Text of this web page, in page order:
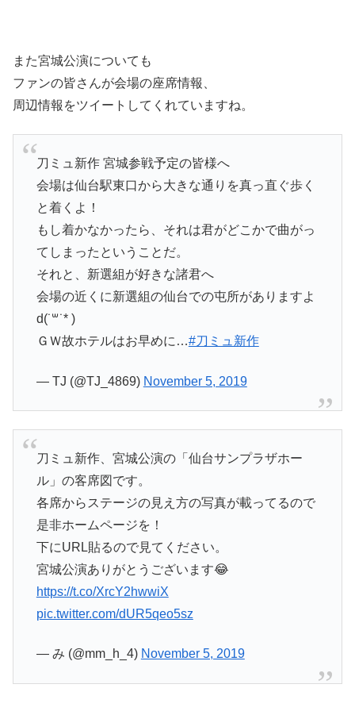
また宮城公演についても
ファンの皆さんが会場の座席情報、
周辺情報をツイートしてくれていますね。
刀ミュ新作 宮城参戦予定の皆様へ
会場は仙台駅東口から大きな通りを真っ直ぐ歩く
と着くよ！
もし着かなかったら、それは君がどこかで曲がっ
てしまったということだ。
それと、新選組が好きな諸君へ
会場の近くに新選組の仙台での屯所がありますよ
d(˙꒳​˙* )
ＧＷ故ホテルはお早めに…#刀ミュ新作
— TJ (@TJ_4869) November 5, 2019
刀ミュ新作、宮城公演の「仙台サンプラザホー
ル」の客席図です。
各席からステージの見え方の写真が載ってるので
是非ホームページを！
下にURL貼るので見てください。
宮城公演ありがとうございます😂
https://t.co/XrcY2hwwiX
pic.twitter.com/dUR5qeo5sz
— み (@mm_h_4) November 5, 2019